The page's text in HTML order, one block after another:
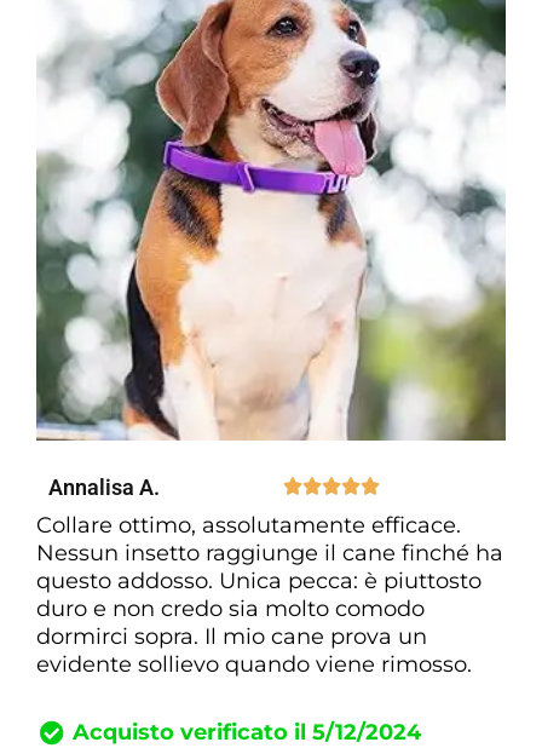
Annalisa A. 
Collare ottimo, assolutamente efficace.
Nessun insetto raggiunge il cane finché ha
questo addosso. Unica pecca: è piuttosto
duro e non credo sia molto comodo
dormirci sopra. Il mio cane prova un
evidente sollievo quando viene rimosso.
Acquisto verificato il 5/12/2024